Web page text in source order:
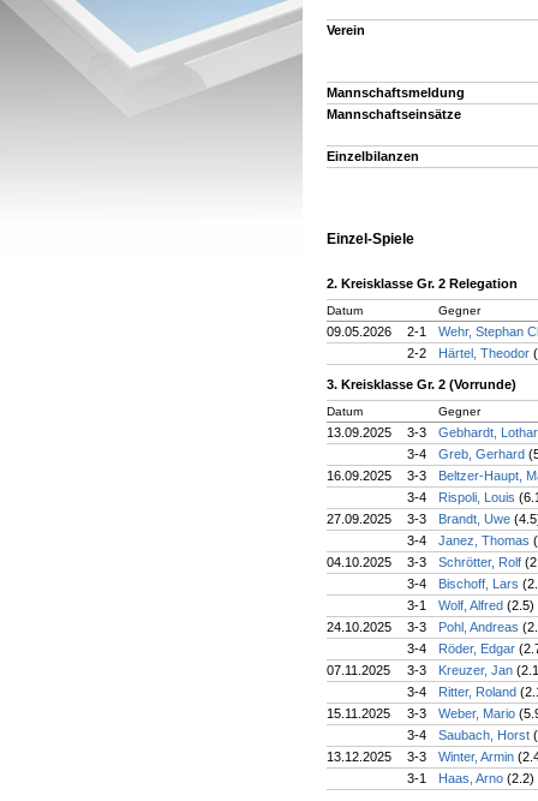
Verein
Mannschaftsmeldung
Mannschaftseinsätze
Einzelbilanzen
Einzel-Spiele
2. Kreisklasse Gr. 2 Relegation
Datum Gegner
09.05.2026 2-1
Wehr, Stephan
2-2
Härtel, Theodor
3. Kreisklasse Gr. 2 (Vorrunde)
Datum Gegner
13.09.2025 3-3
Gebhardt,
3-4
Greb, Gerhard
16.09.2025
3-3
Beltzer-Haupt,
3-4
Rispoli, Louis
27.09.2025
3-3 Brandt, Uwe
3-4
Janez, Thomas
04.10.2025
3-3 Schrötter, Rolf
3-4
Bischoff, Lars
3-1
Wolf, Alfred (2.5)
24.10.2025
3-3 Pohl, Andreas
3-4
Röder, Edgar
07.11.2025
3-3 Kreuzer, Jan
3-4
Ritter, Roland
15.11.2025
3-3 Weber, Mario
3-4
Saubach, Horst
13.12.2025
3-3 Winter, Armin
3-1
Haas, Arno (2.2)